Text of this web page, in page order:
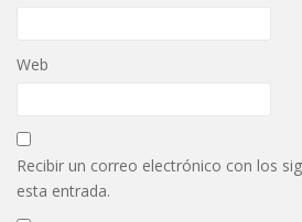
Web
Recibir un correo electrónico con los
esta entrada.